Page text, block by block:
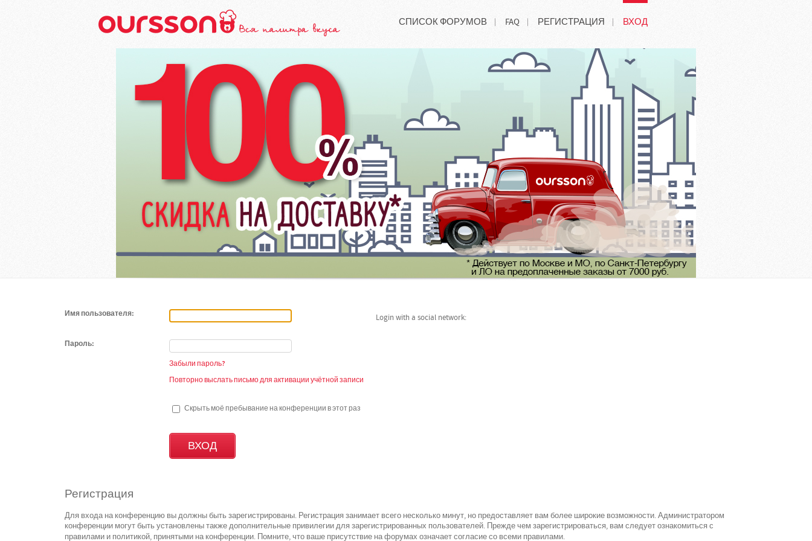
СПИСОК ФОРУМОВ FAQ РЕГИСТРАЦИЯ ВХОД
Имя пользователя:
Пароль:
Забыли пароль?
Повторно выслать письмо для активации учётной записи
Скрыть моё пребывание на конференции в этот раз
Login with a social network:
Регистрация
Для входа на конференцию вы должны быть зарегистрированы. Регистрация занимает всего несколько минут, но предоставляет вам более широкие возможности. Администратором
конференции могут быть установлены также дополнительные привилегии для зарегистрированных пользователей. Прежде чем зарегистрироваться, вам следует ознакомиться с
правилами и политикой, принятыми на конференции. Помните, что ваше присутствие на форумах означает согласие со всеми правилами.